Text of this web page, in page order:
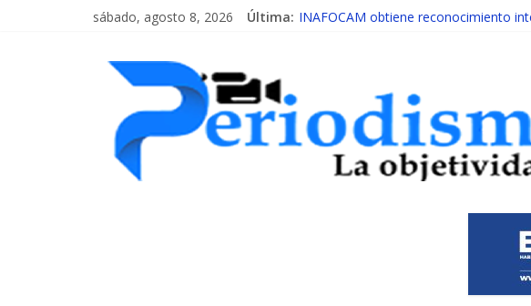
sábado, agosto 8, 2026 Última: INAFOCAM obtiene reconocimiento
MESCyT presenta calendario de